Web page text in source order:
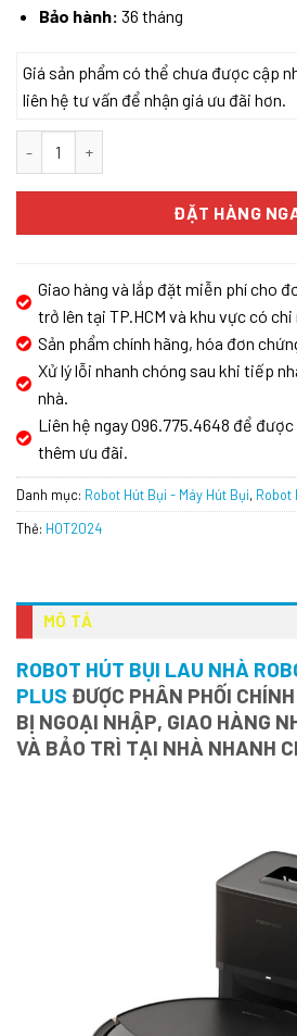
Bảo hành: 36 tháng
Giá sản phẩm có thể chưa được cập
liên hệ tư vấn để nhận giá ưu đãi hơn.
ĐẶT HÀNG
Giao hàng và lắp đặt miễn phí cho
trở lên tại TP.HCM và khu vực có chi
Sản phẩm chính hãng, hóa đơn
Xử lý lỗi nhanh chóng sau khi tiếp
nhà.
Liên hệ ngay 096.775.4648 để
thêm ưu đãi.
Danh mục: Robot Hút Bụi - Máy Hút Bụi, Robot
Thẻ: HOT2024
MÔ TẢ
ROBOT HÚT BỤI LAU NHÀ
PLUS ĐƯỢC PHÂN PHỐI
BỊ NGOẠI NHẬP, GIAO HÀNG
VÀ BẢO TRÌ TẠI NHÀ NHANH